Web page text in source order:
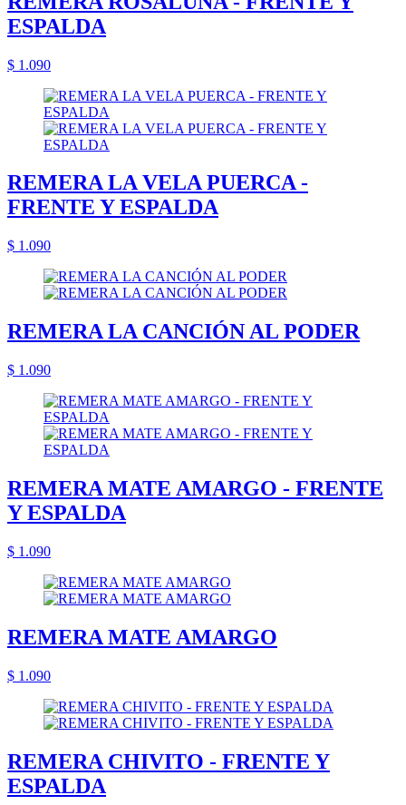
ESPALDA
$ 1.090
REMERA LA VELA PUERCA -
FRENTE Y ESPALDA
$ 1.090
REMERA LA CANCIÓN AL PODER
$ 1.090
REMERA MATE AMARGO - FRENTE
Y ESPALDA
$ 1.090
REMERA MATE AMARGO
$ 1.090
REMERA CHIVITO - FRENTE Y
ESPALDA